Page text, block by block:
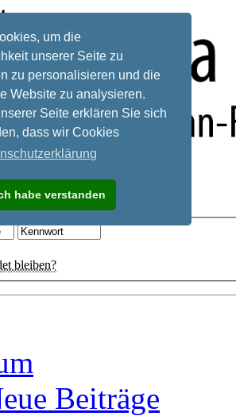
um die
unserer Seite zu
zu personalisieren und die
Website zu analysieren.
Seite erklären Sie sich
dass wir Cookies
habe verstanden
bleiben?
Beiträge